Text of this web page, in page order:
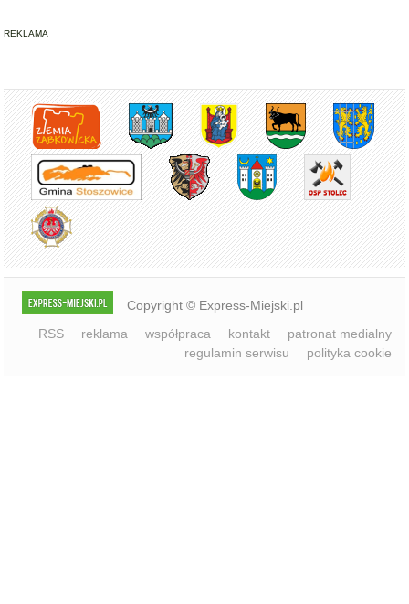
REKLAMA
Copyright © Express-Miejski.pl
RSS
reklama współpraca kontakt
patronat medialny
regulamin serwisu
polityka cookie